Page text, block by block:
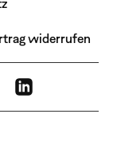
widerrufen